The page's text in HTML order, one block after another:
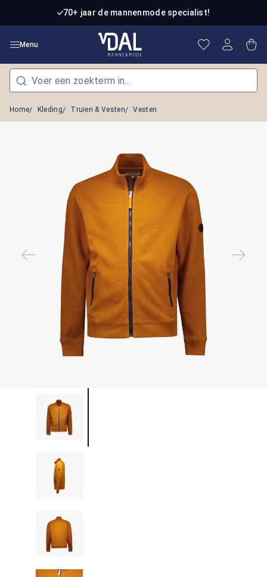
Ga naar de hoofdinhoud70+ jaar de mannenmode specialist!
Menu Je hebt 0
Home Kleding Truien & Vesten Vesten